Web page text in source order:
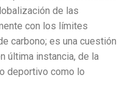
de las
con los límites
carbono; es una cuestión
última instancia, de la
deportivo como lo